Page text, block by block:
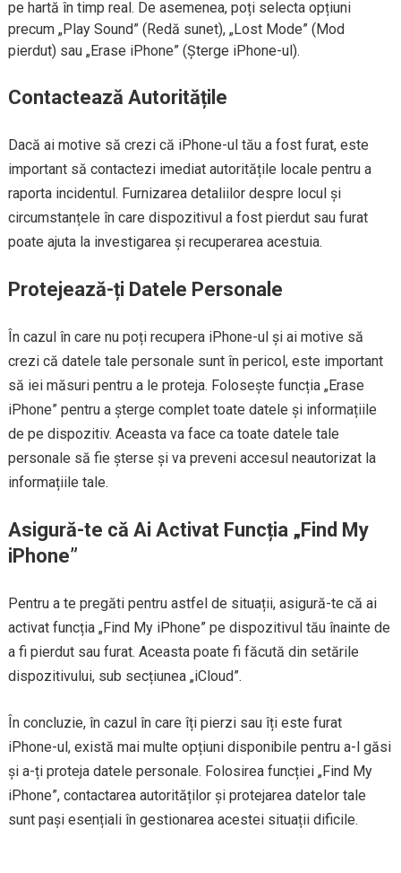
pe hartă în timp real. De asemenea, poți selecta opțiuni
precum „Play Sound” (Redă sunet), „Lost Mode” (Mod
pierdut) sau „Erase iPhone” (Șterge iPhone-ul).
Contactează Autoritățile
Dacă ai motive să crezi că iPhone-ul tău a fost furat, este
important să contactezi imediat autoritățile locale pentru a
raporta incidentul. Furnizarea detaliilor despre locul și
circumstanțele în care dispozitivul a fost pierdut sau furat
poate ajuta la investigarea și recuperarea acestuia.
Protejează-ți Datele Personale
În cazul în care nu poți recupera iPhone-ul și ai motive să
crezi că datele tale personale sunt în pericol, este important
să iei măsuri pentru a le proteja. Folosește funcția „Erase
iPhone” pentru a șterge complet toate datele și informațiile
de pe dispozitiv. Aceasta va face ca toate datele tale
personale să fie șterse și va preveni accesul neautorizat la
informațiile tale.
Asigură-te că Ai Activat Funcția „Find My
iPhone”
Pentru a te pregăti pentru astfel de situații, asigură-te că ai
activat funcția „Find My iPhone” pe dispozitivul tău înainte de
a fi pierdut sau furat. Aceasta poate fi făcută din setările
dispozitivului, sub secțiunea „iCloud”.
În concluzie, în cazul în care îți pierzi sau îți este furat
iPhone-ul, există mai multe opțiuni disponibile pentru a-l găsi
și a-ți proteja datele personale. Folosirea funcției „Find My
iPhone”, contactarea autorităților și protejarea datelor tale
sunt pași esențiali în gestionarea acestei situații dificile.